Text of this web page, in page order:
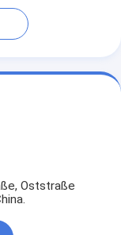
Oststraße